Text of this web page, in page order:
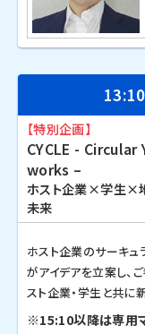
【特別企画】
CYCLE -
works –
ホスト企業×学生×地
未来
ホスト企業のサーキュ
がアイデアを立案し、
スト企業・学生と共に
※15:10以降は専用